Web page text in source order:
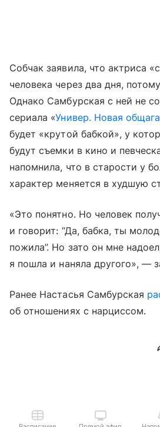
Собчак заявила, что актриса
человека через два дня,
Однако Самбурская с ней не
сериала «Универ. Новая общага
будет «крутой бабкой», у
будут съемки в кино и
напомнила, что в старости у
характер меняется в худшую
«Это понятно. Но человек
и говорит: “Да, бабка, ты
пожила”. Но зато он мне
я пошла и наняла другого», —
Ранее Настасья Самбурская
об отношениях с нарциссом.